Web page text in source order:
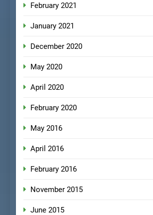
February 2021
January 2021
December 2020
May 2020
April 2020
February 2020
May 2016
April 2016
February 2016
November 2015
June 2015